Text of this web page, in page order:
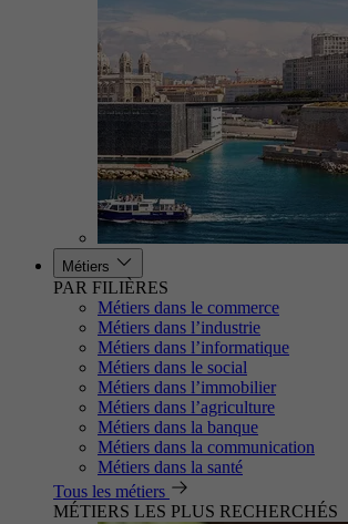
Métiers
PAR FILIÈRES
Métiers dans le commerce
Métiers dans l’industrie
Métiers dans l’informatique
Métiers dans le social
Métiers dans l’immobilier
Métiers dans l’agriculture
Métiers dans la banque
Métiers dans la communication
Métiers dans la santé
Tous les métiers
MÉTIERS LES PLUS RECHERCHÉS